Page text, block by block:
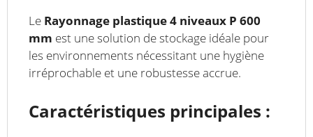
Le Rayonnage plastique 4 niveaux P 600
mm est une solution de stockage idéale pour
les environnements nécessitant une hygiène
irréprochable et une robustesse accrue.
Caractéristiques principales :